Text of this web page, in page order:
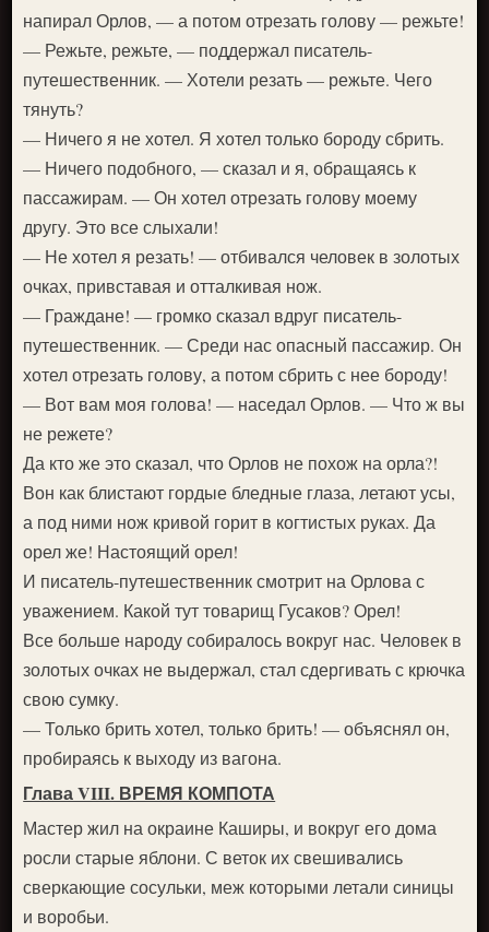
напирал Орлов, — а потом отрезать голову — режьте!
— Режьте, режьте, — поддержал писатель-
путешественник. — Хотели резать — режьте. Чего
тянуть?
— Ничего я не хотел. Я хотел только бороду сбрить.
— Ничего подобного, — сказал и я, обращаясь к
пассажирам. — Он хотел отрезать голову моему
другу. Это все слыхали!
— Не хотел я резать! — отбивался человек в золотых
очках, привставая и отталкивая нож.
— Граждане! — громко сказал вдруг писатель-
путешественник. — Среди нас опасный пассажир. Он
хотел отрезать голову, а потом сбрить с нее бороду!
— Вот вам моя голова! — наседал Орлов. — Что ж вы
не режете?
Да кто же это сказал, что Орлов не похож на орла?!
Вон как блистают гордые бледные глаза, летают усы,
а под ними нож кривой горит в когтистых руках. Да
орел же! Настоящий орел!
И писатель-путешественник смотрит на Орлова с
уважением. Какой тут товарищ Гусаков? Орел!
Все больше народу собиралось вокруг нас. Человек в
золотых очках не выдержал, стал сдергивать с крючка
свою сумку.
— Только брить хотел, только брить! — объяснял он,
пробираясь к выходу из вагона.
Глава VIII. ВРЕМЯ КОМПОТА
Мастер жил на окраине Каширы, и вокруг его дома
росли старые яблони. С веток их свешивались
сверкающие сосульки, меж которыми летали синицы
и воробьи.